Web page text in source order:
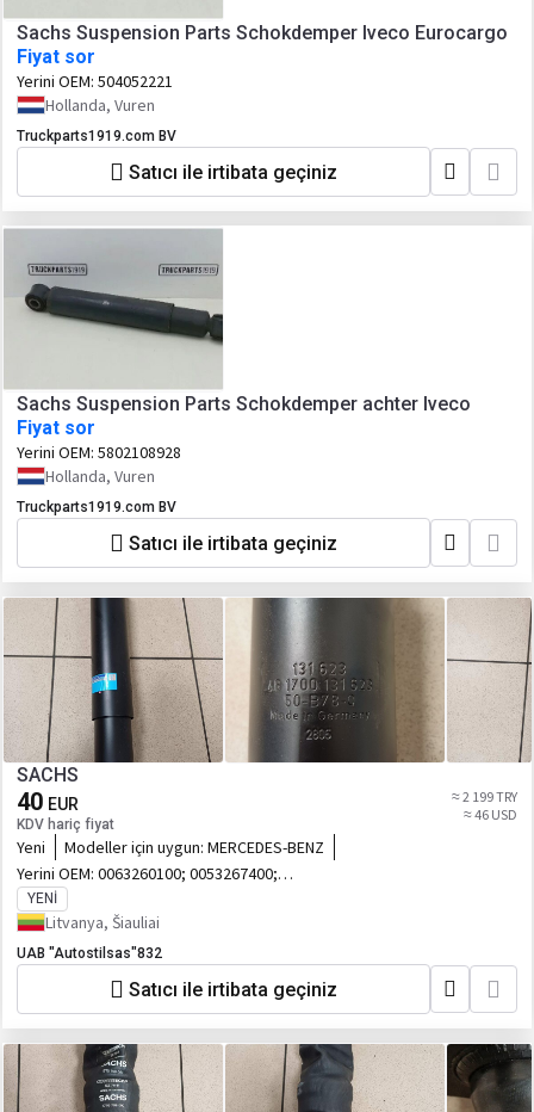
Sachs Suspension Parts Schokdemper Iveco Eurocargo
Fiyat sor
Yerini OEM: 504052221
Hollanda, Vuren
Truckparts1919.com BV
Satıcı ile irtibata geçiniz
Sachs Suspension Parts Schokdemper achter Iveco
Fiyat sor
Yerini OEM: 5802108928
Hollanda, Vuren
Truckparts1919.com BV
Satıcı ile irtibata geçiniz
SACHS
40 EUR
KDV hariç fiyat
≈ 2 199 TRY
≈ 46 USD
Yeni Modeller için uygun: MERCEDES-BENZ
Yerini OEM: 0063260100; 0053267400;
131623; 124359; 463137;
YENI
Litvanya, Šiauliai
UAB "Autostilsas"832
Satıcı ile irtibata geçiniz